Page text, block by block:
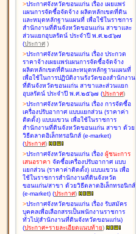
>ประกาศจังหวัดขอนแก่น เรื่อง เผยแพร่
แผนการจัดซื้อจัดจ้าง ผลิตหลักเขตที่ดิน
และหมุดหลักฐานแผนที่ เพื่อใช้ในราชการ
สำนักงานที่ดินจังหวัดขอนแก่น สาขาและ
ส่วนแยกอุบลรัตน์ ประจำปี พ.ศ.๒๕๖๗
(ประกาศ )
>ประกาศจังหวัดขอนแก่น เรื่อง ประกวด
ราคาจ้างเผยแพร่แผนการจัดซื้อจัดจ้าง
ผลิตหลักเขตที่ดินและหมุดหลักฐานแผนที่
เพื่อใช้ในการปฏิบัติงานรังวัดของสำนักงาน
ที่ดินจังหวัดขอนแก่น สาขาและส่วนแยก
อุบลรัตน์ ประจำปี พ.ศ.๒๕๖๗ (ประกาศ)
>ประกาศจังหวัดขอนแก่น เรื่อง การจัดซื้อ
เครื่องปรับอากาศ แบบแยกส่วน (ราคาค่า
ติดตั้ง) แบบแขวน เพื่อใช้ในราชการ
สำนักงานที่ดินจังหวัดขอนแก่น สาขา ด้วย
วิธีตลาดอิเล็กทรอนิกส์ (e-market)
(ประกาศ)
>ประกาศจังหวัดขอนแก่น เรื่อง ผู้ชนะการ
เสนอราคา จัดซื้อเครื่องปรับอากาศ แบบ
แยกส่วน (ราคาค่าติดตั้ง) แบบแขวน เพื่อ
ใช้ในราชการสำนักงานที่ดินจังหวัด
ขอนแก่น/สาขา ด้วยวิธีตลาดอิเล็กทรอนิกส์
(e-market) (ประกาศ)
>ประกาศจังหวัดขอนแก่น เรื่อง รับสมัคร
บุคคลเพื่อเลือกสรรเป็นพนักงานราชการ
ทั่วไป(สำนักงานที่ดินจังหวัดขอนแก่น)
(ประกาศ+รายละเอียดแนบท้าย)